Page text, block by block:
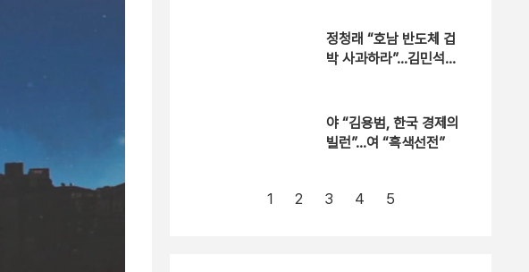
정청래 “호남 반도체 겁
박 사과하라”…김민석
야 “김용범, 한국 경제의
빌런”…여 “흑색선전”
1 2 3 4 5